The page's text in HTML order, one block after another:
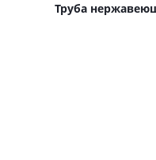
Труба